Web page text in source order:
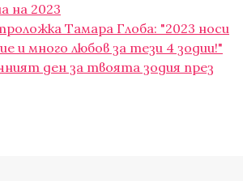
на 2023
Тамара Глоба: "2023 носи
и много любов за тези 4 зодии!"
ден за твоята зодия през